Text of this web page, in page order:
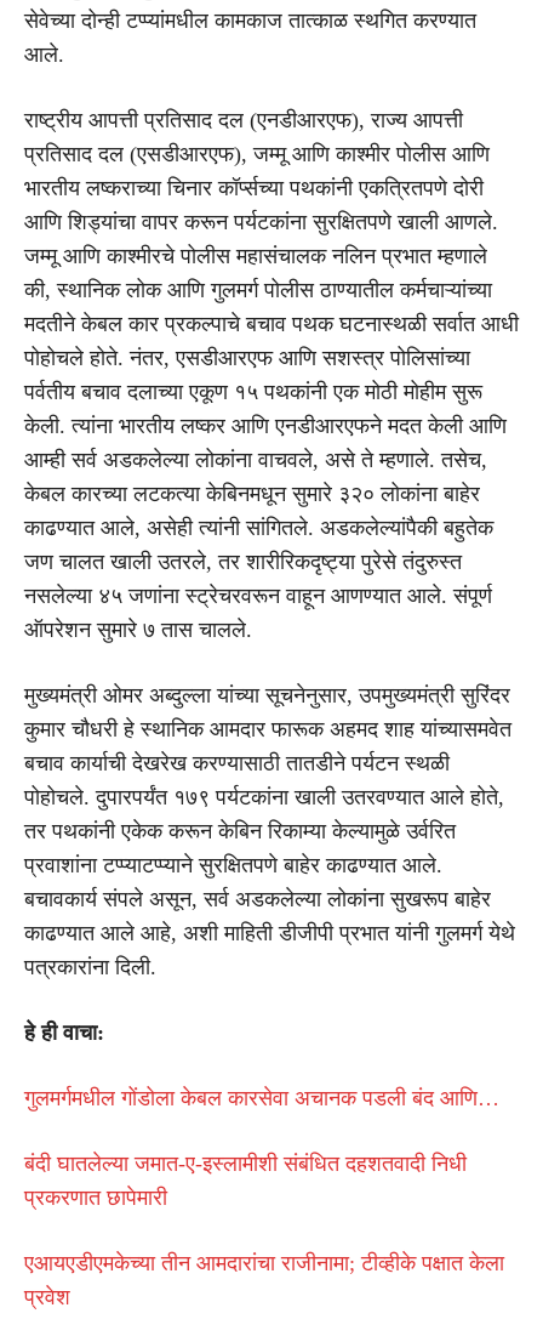
सेवेच्या दोन्ही टप्प्यांमधील कामकाज तात्काळ स्थगित करण्यात
आले.
राष्ट्रीय आपत्ती प्रतिसाद दल (एनडीआरएफ), राज्य आपत्ती
प्रतिसाद दल (एसडीआरएफ), जम्मू आणि काश्मीर पोलीस आणि
भारतीय लष्कराच्या चिनार कॉर्प्सच्या पथकांनी एकत्रितपणे दोरी
आणि शिड्यांचा वापर करून पर्यटकांना सुरक्षितपणे खाली आणले.
जम्मू आणि काश्मीरचे पोलीस महासंचालक नलिन प्रभात म्हणाले
की, स्थानिक लोक आणि गुलमर्ग पोलीस ठाण्यातील कर्मचाऱ्यांच्या
मदतीने केबल कार प्रकल्पाचे बचाव पथक घटनास्थळी सर्वात आधी
पोहोचले होते. नंतर, एसडीआरएफ आणि सशस्त्र पोलिसांच्या
पर्वतीय बचाव दलाच्या एकूण १५ पथकांनी एक मोठी मोहीम सुरू
केली. त्यांना भारतीय लष्कर आणि एनडीआरएफने मदत केली आणि
आम्ही सर्व अडकलेल्या लोकांना वाचवले, असे ते म्हणाले. तसेच,
केबल कारच्या लटकत्या केबिनमधून सुमारे ३२० लोकांना बाहेर
काढण्यात आले, असेही त्यांनी सांगितले. अडकलेल्यांपैकी बहुतेक
जण चालत खाली उतरले, तर शारीरिकदृष्ट्या पुरेसे तंदुरुस्त
नसलेल्या ४५ जणांना स्ट्रेचरवरून वाहून आणण्यात आले. संपूर्ण
ऑपरेशन सुमारे ७ तास चालले.
मुख्यमंत्री ओमर अब्दुल्ला यांच्या सूचनेनुसार, उपमुख्यमंत्री सुरिंदर
कुमार चौधरी हे स्थानिक आमदार फारूक अहमद शाह यांच्यासमवेत
बचाव कार्याची देखरेख करण्यासाठी तातडीने पर्यटन स्थळी
पोहोचले. दुपारपर्यंत १७९ पर्यटकांना खाली उतरवण्यात आले होते,
तर पथकांनी एकेक करून केबिन रिकाम्या केल्यामुळे उर्वरित
प्रवाशांना टप्प्याटप्प्याने सुरक्षितपणे बाहेर काढण्यात आले.
बचावकार्य संपले असून, सर्व अडकलेल्या लोकांना सुखरूप बाहेर
काढण्यात आले आहे, अशी माहिती डीजीपी प्रभात यांनी गुलमर्ग येथे
पत्रकारांना दिली.
हे ही वाचा:
गुलमर्गमधील गोंडोला केबल कारसेवा अचानक पडली बंद आणि…
बंदी घातलेल्या जमात-ए-इस्लामीशी संबंधित दहशतवादी निधी
प्रकरणात छापेमारी
एआयएडीएमकेच्या तीन आमदारांचा राजीनामा; टीव्हीके पक्षात केला
प्रवेश